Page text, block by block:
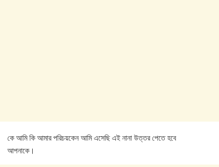
কে আমি কি আমার পরিচয়কেন আমি এসেছি এই নানা উত্তর পেতে হবে
আপনাকে।